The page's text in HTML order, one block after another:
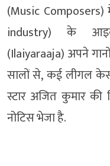
(Music
industry) के
(Ilaiyaraaja) अपने
सालों से, कई लीगल
स्टार अजित कुमार
नोटिस भेजा है.